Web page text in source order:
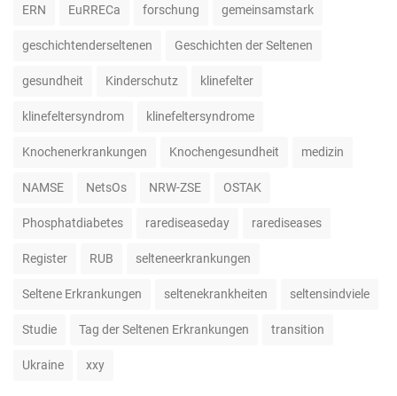
ERN EuRRECa forschung gemeinsamstark
geschichtenderseltenen Geschichten der Seltenen
gesundheit Kinderschutz klinefelter
klinefeltersyndrom klinefeltersyndrome
Knochenerkrankungen Knochengesundheit medizin
NAMSE NetsOs NRW-ZSE OSTAK
Phosphatdiabetes rarediseaseday rarediseases
Register RUB selteneerkrankungen
Seltene Erkrankungen seltenekrankheiten seltensindviele
Studie Tag der Seltenen Erkrankungen transition
Ukraine xxy